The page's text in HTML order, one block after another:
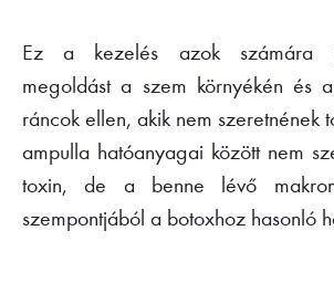
Ez a kezelés azok számára
megoldást a szem környékén és
ráncok ellen, akik nem szeretnének
ampulla hatóanyagai között nem
toxin, de a benne lévő
szempontjából a botoxhoz hasonló